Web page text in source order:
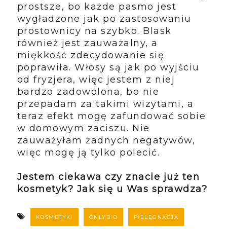
prostsze, bo każde pasmo jest
wygładzone jak po zastosowaniu
prostownicy na szybko. Blask
również jest zauważalny, a
miękkość zdecydowanie się
poprawiła. Włosy są jak po wyjściu
od fryzjera, więc jestem z niej
bardzo zadowolona, bo nie
przepadam za takimi wizytami, a
teraz efekt mogę zafundować sobie
w domowym zaciszu. Nie
zauważyłam żadnych negatywów,
więc mogę ją tylko polecić.
Jestem ciekawa czy znacie już ten
kosmetyk? Jak się u Was sprawdza?
KOSMETYKI ONLYBIO PIELĘGNACJA